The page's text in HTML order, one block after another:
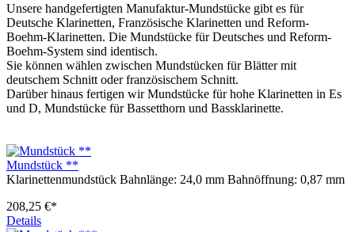
Unsere handgefertigten Manufaktur-Mundstücke gibt es für
Deutsche Klarinetten, Französische Klarinetten und Reform-
Boehm-Klarinetten. Die Mundstücke für Deutsches und Reform-
Boehm-System sind identisch.
Sie können wählen zwischen Mundstücken für Blätter mit
deutschem Schnitt oder französischem Schnitt.
Darüber hinaus fertigen wir Mundstücke für hohe Klarinetten in Es
und D, Mundstücke für Bassetthorn und Bassklarinette.
Mundstück **
Klarinettenmundstück Bahnlänge: 24,0 mm Bahnöffnung: 0,87 mm
208,25 €*
Details